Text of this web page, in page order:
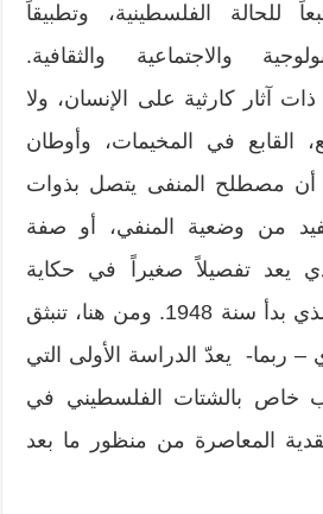
للحالة الفلسطينية، وتطبيقاً
والاجتماعية والثقافية.
آثار كارثية على الإنسان، ولا
القابع في المخيمات، وأوطان
أن مصطلح المنفى يتصل بذوات
من وضعية المنفي، أو صفة
يعد تفصيلاً صغيراً في حكاية
الشتات الفلسطيني الذي بدأ سنة 1948. ومن هنا، تنبثق
– ربما- يعدّ الدراسة الأولى التي
خاص بالشتات الفلسطيني في
المعاصرة من منظور ما بعد